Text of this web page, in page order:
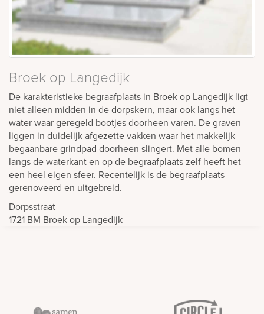
Broek op Langedijk
De karakteristieke begraafplaats in Broek op Langedijk ligt
niet alleen midden in de dorpskern, maar ook langs het
water waar geregeld bootjes doorheen varen. De graven
liggen in duidelijk afgezette vakken waar het makkelijk
begaanbare grindpad doorheen slingert. Met alle bomen
langs de waterkant en op de begraafplaats zelf heeft het
een heel eigen sfeer. Recentelijk is de begraafplaats
gerenoveerd en uitgebreid.
Dorpsstraat
1721 BM Broek op Langedijk